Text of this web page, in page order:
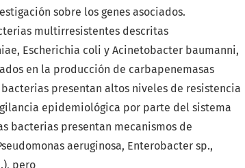
sobre los genes asociados.
multirresistentes descritas
Escherichia coli y Acinetobacter baumanni,
en la producción de carbapenemasas
bacterias presentan altos niveles de resistencia
epidemiológica por parte del sistema
bacterias presentan mecanismos de
aeruginosa, Enterobacter sp.,
pero